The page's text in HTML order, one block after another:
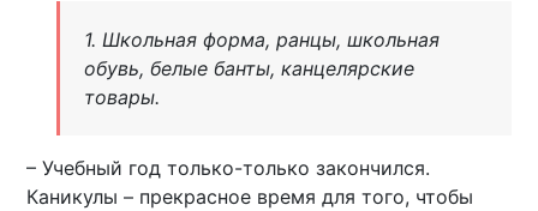
1. Школьная форма, ранцы, школьная
обувь, белые банты, канцелярские
товары.
– Учебный год только-только закончился.
Каникулы – прекрасное время для того, чтобы